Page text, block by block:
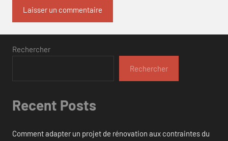
Rechercher
Rechercher
Recent Posts
Comment adapter un projet de rénovation aux contraintes du